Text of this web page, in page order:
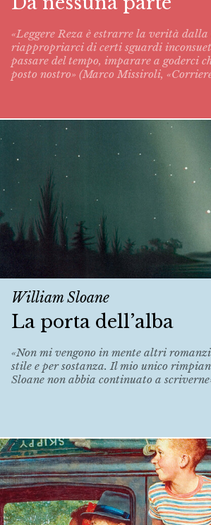
«Leggere Reza è estrarre la verità
riappropriarci di certi sguardi
passare del tempo, imparare a goderci
posto nostro» (Marco Missiroli,
William Sloane
La porta dell’alba
«Non mi vengono in mente altri
stile e per sostanza. Il mio unico
Sloane non abbia continuato a